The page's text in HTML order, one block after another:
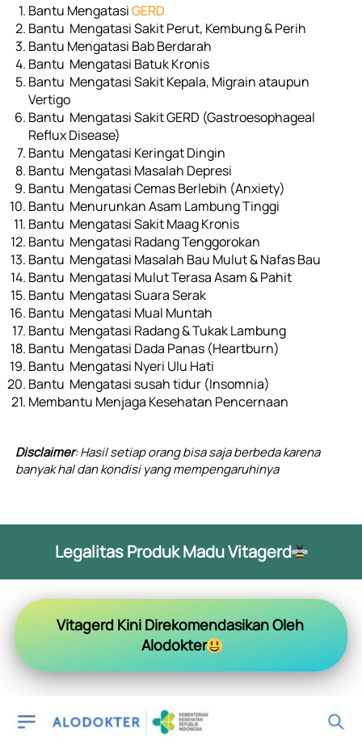
Bantu Mengatasi GERD
Bantu  Mengatasi Sakit Perut, Kembung & Perih
Bantu Mengatasi Bab Berdarah
Bantu  Mengatasi Batuk Kronis
Bantu  Mengatasi Sakit Kepala, Migrain ataupun
Vertigo
Bantu  Mengatasi Sakit GERD (Gastroesophageal
Reflux Disease)
Bantu  Mengatasi Keringat Dingin
Bantu  Mengatasi Masalah Depresi
Bantu  Mengatasi Cemas Berlebih (Anxiety)
Bantu  Menurunkan Asam Lambung Tinggi
Bantu  Mengatasi Sakit Maag Kronis
Bantu  Mengatasi Radang Tenggorokan
Bantu  Mengatasi Masalah Bau Mulut & Nafas Bau
Bantu  Mengatasi Mulut Terasa Asam & Pahit
Bantu  Mengatasi Suara Serak
Bantu  Mengatasi Mual Muntah
Bantu  Mengatasi Radang & Tukak Lambung
Bantu  Mengatasi Dada Panas (Heartburn)
Bantu  Mengatasi Nyeri Ulu Hati
Bantu  Mengatasi susah tidur (Insomnia)
Membantu Menjaga Kesehatan Pencernaan
Disclaimer: Hasil setiap orang bisa saja berbeda karena
banyak hal dan kondisi yang mempengaruhinya
Legalitas Produk Madu Vitagerd
Vitagerd Kini Direkomendasikan Oleh
Alodokter